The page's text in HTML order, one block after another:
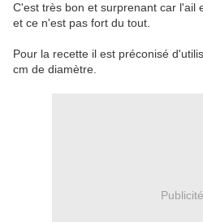
C'est très bon et surprenant car l'ail
et ce n'est pas fort du tout.
Pour la recette il est préconisé
cm de diamètre.
Publicité